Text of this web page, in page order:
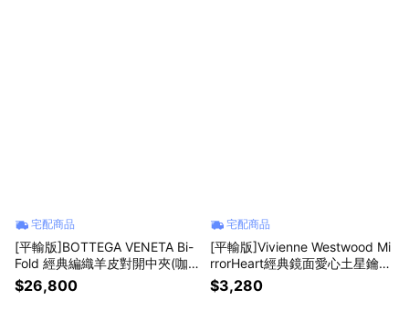
宅配商品
[平輸版]BOTTEGA VENETA Bi-
Fold 經典編織羊皮對開中夾(咖
啡)真品平輸
$26,800
宅配商品
[平輸版]Vivienne Westwood Mi
rrorHeart經典鏡面愛心土星鑰匙
圈 真品平輸
$3,280